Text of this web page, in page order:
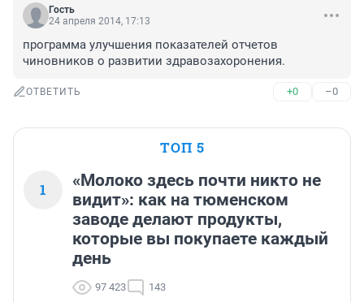
Гость
24 апреля 2014, 17:13
программа улучшения показателей отчетов
чиновников о развитии здравозахоронения.
ОТВЕТИТЬ +0 –0
ТОП 5
1
«Молоко здесь почти никто не
видит»: как на тюменском
заводе делают продукты,
которые вы покупаете каждый
день
97 423 143